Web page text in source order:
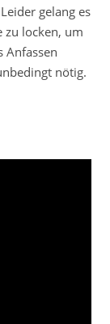
gelang es
zu locken, um
Anfassen
nötig.